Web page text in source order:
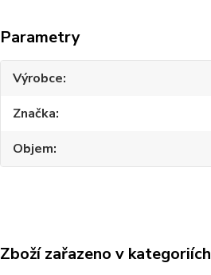
Parametry
Výrobce
Značka
Objem
Zboží zařazeno v kategoriích